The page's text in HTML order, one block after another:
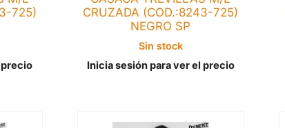
725)
precio
CRUZADA (COD.:8243-725)
NEGRO SP
Sin stock
Inicia sesión para ver el precio